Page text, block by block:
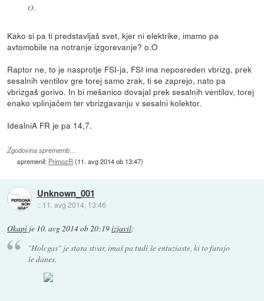
O.
Kako si pa ti predstavljaš svet, kjer ni elektrike, imamo pa
avtomobile na notranje izgorevanje? o.O
Raptor ne, to je nasprotje FSI-ja, FSI ima neposreden vbrizg, prek
sesalnih ventilov gre torej samo zrak, ti se zaprejo, nato pa
vbrizgaš gorivo. In bi mešanico dovajal prek sesalnih ventilov, torej
enako vplinjačem ter vbrizgavanju v sesalni kolektor.
IdealniA FR je pa 14,7.
Zgodovina sprememb…
spremenil: PrimozR (11. avg 2014 ob 13:47)
Unknown_001
:: 11. avg 2014, 13:46
Okapi je 10. avg 2014 ob 20:19izjavil:
"Holcgas" je stara stvar, imaš pa tudi še entuziaste, ki to furajo
še danes.